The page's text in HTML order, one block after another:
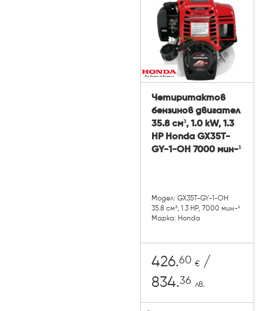
Четиритактов
бензинов двигател
35.8 см³, 1.0 kW, 1.3
HP Honda GX35T-
GY-1-OH 7000 мин-¹
Модел: GX35T-GY-1-OH
35.8 см³, 1.3 HP, 7000 мин-¹
Марка: Honda
426.60 € /
834.36 лв.